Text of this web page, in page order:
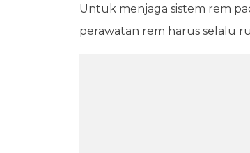
Untuk menjaga sistem rem
perawatan rem harus selalu